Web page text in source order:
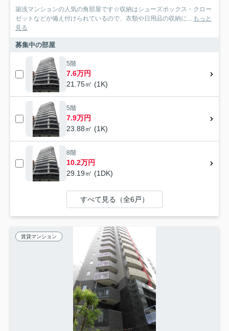
築浅マンションの人気の角部屋です☆収納はシューズボックス・クロー
ゼットなどが備え付けられているので、衣類や日用品の収納に... もっと
見る
募集中の部屋
5階
7.6万円
21.75㎡ (1K)
5階
7.9万円
23.88㎡ (1K)
8階
10.2万円
29.19㎡ (1DK)
すべて見る（全6戸）
賃貸マンション